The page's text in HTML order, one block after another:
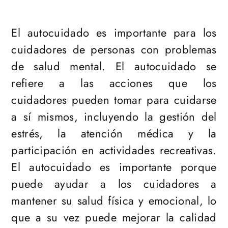
El autocuidado es importante para los
cuidadores de personas con problemas
de salud mental. El autocuidado se
refiere a las acciones que los
cuidadores pueden tomar para cuidarse
a sí mismos, incluyendo la gestión del
estrés, la atención médica y la
participación en actividades recreativas.
El autocuidado es importante porque
puede ayudar a los cuidadores a
mantener su salud física y emocional, lo
que a su vez puede mejorar la calidad